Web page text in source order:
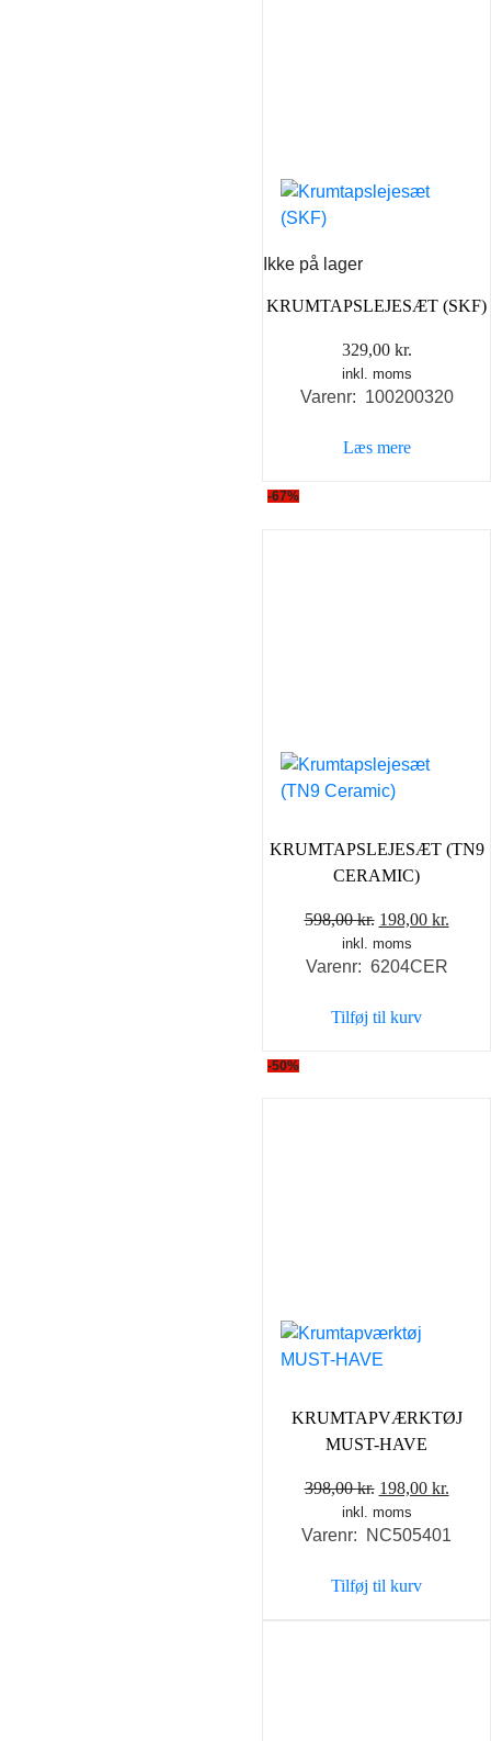
Ikke på lager
KRUMTAPSLEJESÆT (SKF)
329,00 kr.
inkl. moms
Varenr: 100200320
Læs mere
-67%
KRUMTAPSLEJESÆT (TN9
CERAMIC)
598,00kr. Den
oprindelige
pris
598,00 kr..
198,00 kr.
inkl. moms
Varenr: 6204CER
Tilføj til kurv
-50%
KRUMTAPVÆRKTØJ
MUST-HAVE
398,00kr. Den
oprindelige
pris
398,00 kr..
198,00 kr.
pris
inkl. moms
Varenr: NC505401
Tilføj til kurv